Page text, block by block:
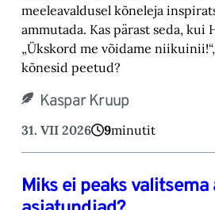
meeleavaldusel kõneleja
ammutada. Kas pärast seda, kui
„Ükskord me võidame
kõnesid peetud?
Kaspar Kruup
31. VII 2026 9minutit
Miks ei peaks